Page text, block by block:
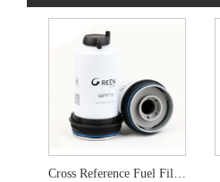
Cross Reference Fuel Filter 837079726